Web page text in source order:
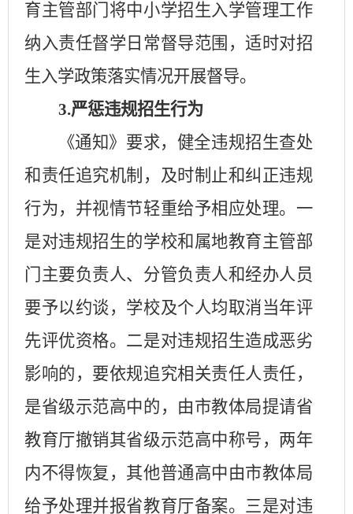
育主管部门将中小学招生入学管理工作
纳入责任督学日常督导范围，适时对招
生入学政策落实情况开展督导。
3.严惩违规招生行为
《通知》要求，健全违规招生查处
和责任追究机制，及时制止和纠正违规
行为，并视情节轻重给予相应处理。一
是对违规招生的学校和属地教育主管部
门主要负责人、分管负责人和经办人员
要予以约谈，学校及个人均取消当年评
先评优资格。二是对违规招生造成恶劣
影响的，要依规追究相关责任人责任，
是省级示范高中的，由市教体局提请省
教育厅撤销其省级示范高中称号，两年
内不得恢复，其他普通高中由市教体局
给予处理并报省教育厅备案。三是对违